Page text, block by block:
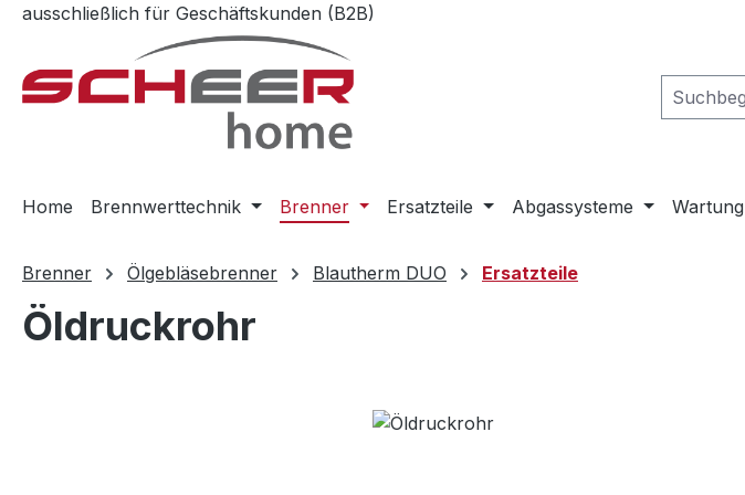
Hauptinhalt springen
Zur Suche springen
Zur Hauptnavigation springen
ausschließlich für Geschäftskunden (B2B)
Home Brennwerttechnik Brenner Ersatzteile Abgassysteme Wartung
Brenner Ölgebläsebrenner Blautherm DUO Ersatzteile
Öldruckrohr